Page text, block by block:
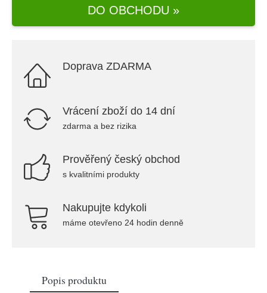
DO OBCHODU »
Doprava ZDARMA
Vrácení zboží do 14 dní
zdarma a bez rizika
Prověřený český obchod
s kvalitními produkty
Nakupujte kdykoli
máme otevřeno 24 hodin denně
Popis produktu